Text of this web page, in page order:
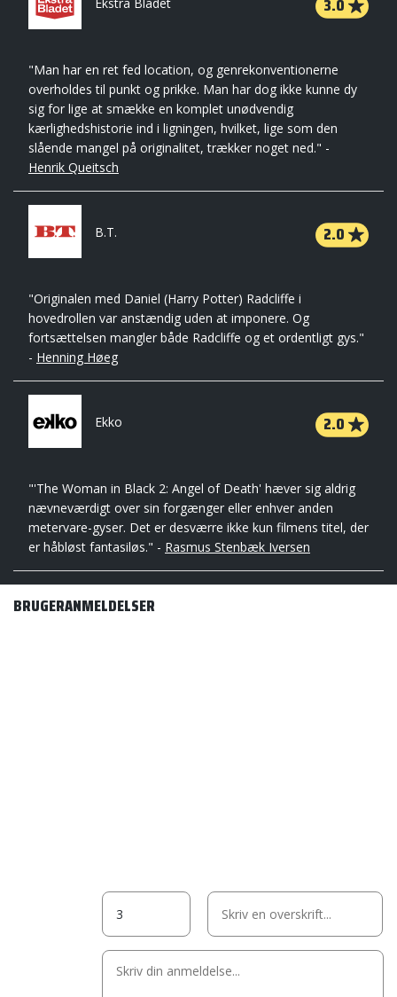
3.0
"Man har en ret fed location, og genrekonventionerne
overholdes til punkt og prikke. Man har dog ikke kunne dy
sig for lige at smække en komplet unødvendig
kærlighedshistorie ind i ligningen, hvilket, lige som den
slående mangel på originalitet, trækker noget ned." -
Henrik Queitsch
B.T. 2.0
"Originalen med Daniel (Harry Potter) Radcliffe i
hovedrollen var anstændig uden at imponere. Og
fortsættelsen mangler både Radcliffe og et ordentligt gys."
- Henning Høeg
Ekko 2.0
"'The Woman in Black 2: Angel of Death' hæver sig aldrig
nævneværdigt over sin forgænger eller enhver anden
metervare-gyser. Det er desværre ikke kun filmens titel, der
er håbløst fantasiløs." - Rasmus Stenbæk Iversen
BRUGERANMELDELSER